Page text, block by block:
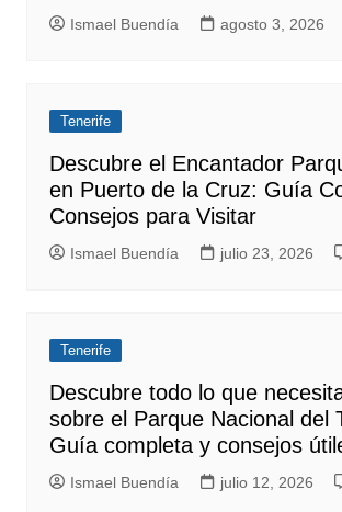
Ismael Buendía agosto 3, 2026
Tenerife
Descubre el Encantador
en Puerto de la Cruz: Guía
Consejos para Visitar
Ismael Buendía julio 23, 2026
Tenerife
Descubre todo lo que
sobre el Parque Nacional del
Guía completa y consejos
Ismael Buendía julio 12, 2026